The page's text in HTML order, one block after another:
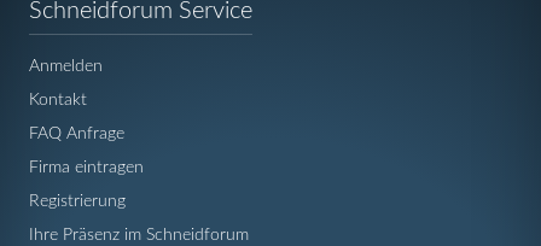
Schneidforum ServiceNavigation
Anmelden
Kontakt
FAQ Anfrage
Firma eintragen
Registrierung
Ihre Präsenz im Schneidforum